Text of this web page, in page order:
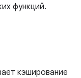
функций.
кэширование